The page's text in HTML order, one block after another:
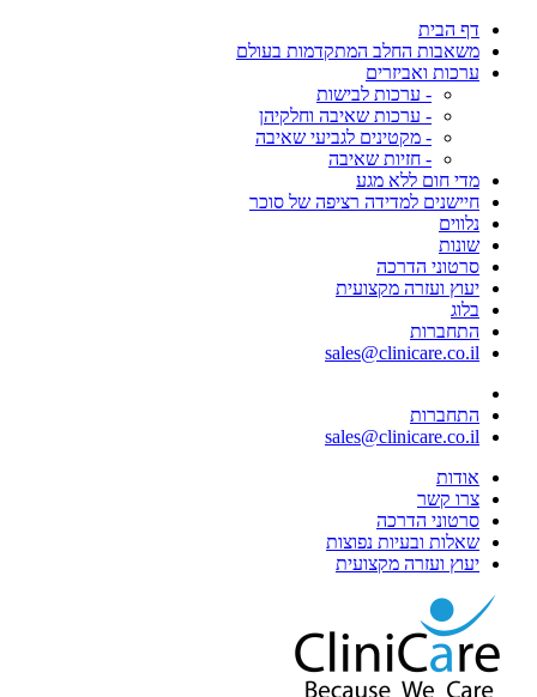
דף הבית
משאבות החלב המתקדמות בעולם
ערכות ואביזרים
- ערכות לבישות
- ערכות שאיבה וחלקיהן
- מקטינים לגביעי שאיבה
- חזיות שאיבה
מדי חום ללא מגע
חיישנים למדידה רציפה של סוכר
נלווים
שונות
סרטוני הדרכה
יעוץ ועזרה מקצועית
בלוג
התחברות
sales@clinicare.co.il
התחברות
sales@clinicare.co.il
אודות
צרו קשר
סרטוני הדרכה
שאלות ובעיות נפוצות
יעוץ ועזרה מקצועית